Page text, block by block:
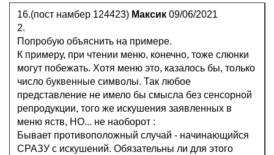
16.(пост намбер 124423) Максик 09/06/2021
2.
Попробую объяснить на примере.
К примеру, при чтении меню, конечно, тоже слюнки
могут побежать. Хотя меню это, казалось бы, только
число буквенные символы. Так любое
представление не имело бы смысла без сенсорной
репродукции, того же искушения заявленных в
меню яств, НО... не наоборот :
Бывает противоположный случай - начинающийся
СРАЗУ с искушений. Обязательны ли для этого